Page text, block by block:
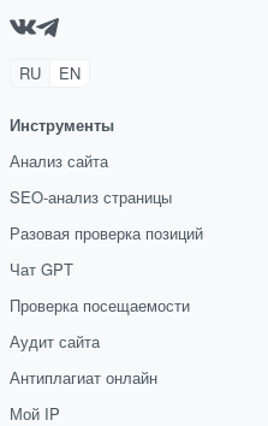
RU EN
Инструменты
Анализ сайта
SEO-анализ страницы
Разовая проверка позиций
Чат GPT
Проверка посещаемости
Аудит сайта
Антиплагиат онлайн
Мой IP